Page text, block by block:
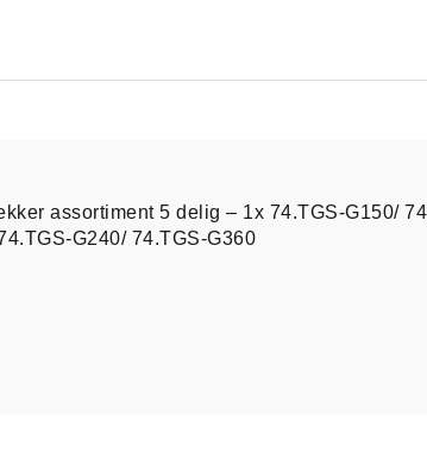
assortiment 5 delig – 1x 74.TGS-G150/
G240/ 74.TGS-G360